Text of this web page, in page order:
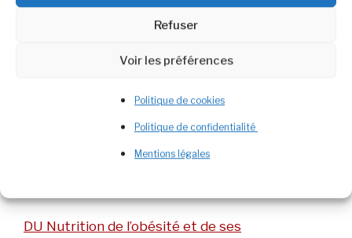
Refuser
Voir les préférences
Politique de cookies
Politique de confidentialité
Mentions légales
DU Éducation pour la sante des patients,
DU Maladies autoinflammatoires
DU Nutrition de l’obésité et de ses